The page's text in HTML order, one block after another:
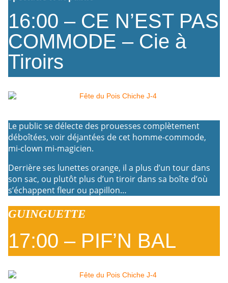
16:00 – CE N’EST PAS
COMMODE – Cie à
Tiroirs
Le public se délecte des prouesses complètement
déboîtées, voir déjantées de cet homme-commode,
mi-clown mi-magicien.
Derrière ses lunettes orange, il a plus d’un tour dans
son sac, ou plutôt plus d’un tiroir dans sa boîte d’où
s’échappent fleur ou papillon…
GUINGUETTE
17:00 – PIF’N BAL